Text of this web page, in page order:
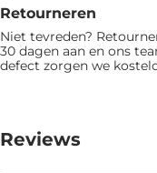
Retourneren
Niet tevreden?
30 dagen aan en ons
defect zorgen we
Reviews